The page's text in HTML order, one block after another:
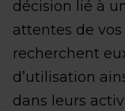
décision lié à
attentes de
recherchent
d’utilisation
dans leurs